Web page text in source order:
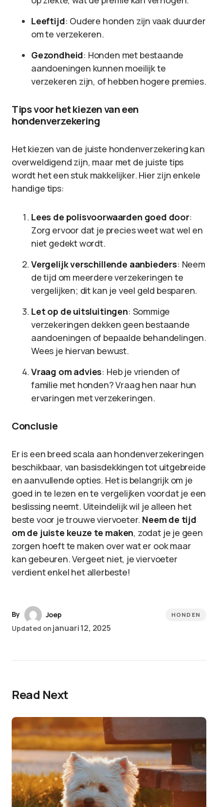
Leeftijd: Oudere honden zijn vaak duurder
om te verzekeren.
Gezondheid: Honden met bestaande
aandoeningen kunnen moeilijk te
verzekeren zijn, of hebben hogere premies.
Tips voor het kiezen van een
hondenverzekering
Het kiezen van de juiste hondenverzekering kan
overweldigend zijn, maar met de juiste tips
wordt het een stuk makkelijker. Hier zijn enkele
handige tips:
Lees de polisvoorwaarden goed door:
Zorg ervoor dat je precies weet wat wel en
niet gedekt wordt.
Vergelijk verschillende aanbieders: Neem
de tijd om meerdere verzekeringen te
vergelijken; dit kan je veel geld besparen.
Let op de uitsluitingen: Sommige
verzekeringen dekken geen bestaande
aandoeningen of bepaalde behandelingen.
Wees je hiervan bewust.
Vraag om advies: Heb je vrienden of
familie met honden? Vraag hen naar hun
ervaringen met verzekeringen.
Conclusie
Er is een breed scala aan hondenverzekeringen
beschikbaar, van basisdekkingen tot uitgebreide
en aanvullende opties. Het is belangrijk om je
goed in te lezen en te vergelijken voordat je een
beslissing neemt. Uiteindelijk wil je alleen het
beste voor je trouwe viervoeter. Neem de tijd
om de juiste keuze te maken, zodat je je geen
zorgen hoeft te maken over wat er ook maar
kan gebeuren. Vergeet niet, je viervoeter
verdient enkel het allerbeste!
By
Joep
Updated on januari 12, 2025
HONDEN
Read Next